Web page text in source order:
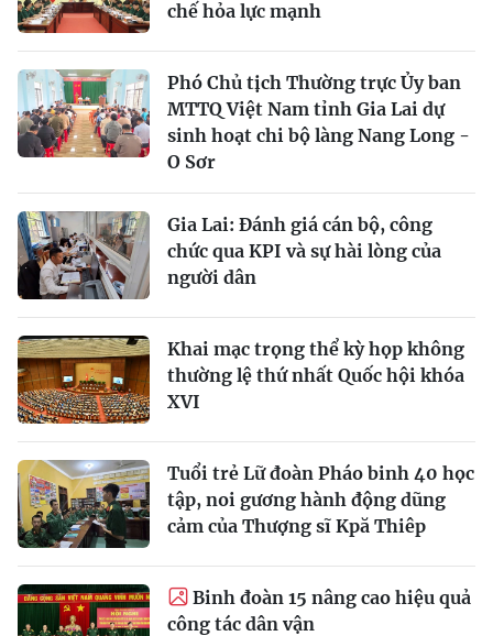
chế hỏa lực mạnh
Phó Chủ tịch Thường trực Ủy ban
MTTQ Việt Nam tỉnh Gia Lai dự
sinh hoạt chi bộ làng Nang Long -
O Sơr
Gia Lai: Đánh giá cán bộ, công
chức qua KPI và sự hài lòng của
người dân
Khai mạc trọng thể kỳ họp không
thường lệ thứ nhất Quốc hội khóa
XVI
Tuổi trẻ Lữ đoàn Pháo binh 40 học
tập, noi gương hành động dũng
cảm của Thượng sĩ Kpă Thiêp
Binh đoàn 15 nâng cao hiệu quả
công tác dân vận